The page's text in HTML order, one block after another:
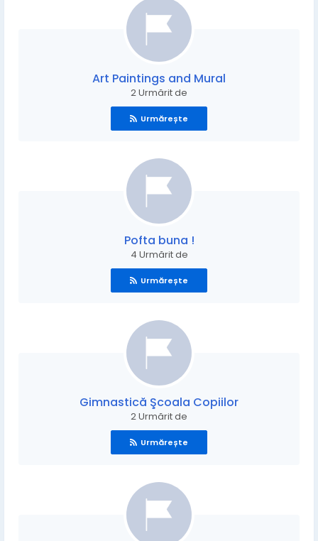
Art Paintings and Mural
2 Urmărit de
Urmărește
Pofta buna !
4 Urmărit de
Urmărește
Gimnastică Şcoala Copiilor
2 Urmărit de
Urmărește